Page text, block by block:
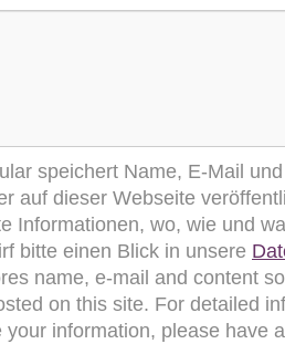
speichert Name, E-Mail
auf dieser Webseite
Informationen, wo, wie und
bitte einen Blick in unsere
name, e-mail and content
on this site. For detailed
your information, please have